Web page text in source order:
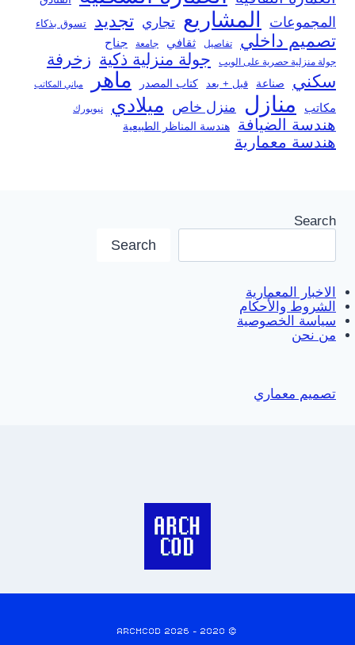
المجموعات المشاريع تجاري تجديد تسوق بذكاء
تصميم داخلي تفاصيل ثقافي جامعة جناح
جولة منزلية حصرية على الويب جولة منزلية ذكية زخرفة
سكني صناعة قبل + بعد كتاب المصدر ماهر مباني المكاتب
مكاتب منازل منزل خاص ميلادي نيويورك
هندسة الضيافة هندسة المناظر الطبيعية
هندسة معمارية
Search
Search
الاخبار المعمارية
الشروط والأحكام
سياسة الخصوصية
من نحن
تصميم معماري
© 2020 - 2026 ARCHCOD